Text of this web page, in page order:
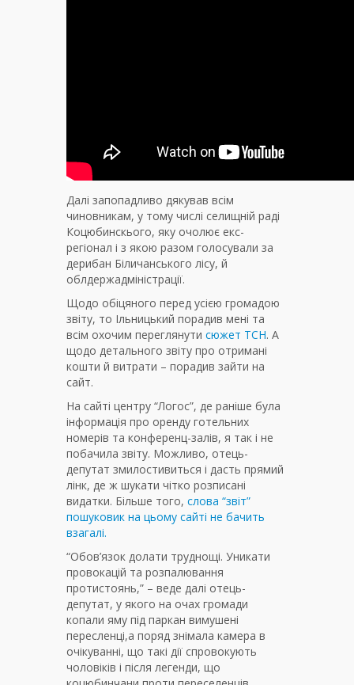
Далі запопадливо дякував всім
чиновникам, у тому числі селищній раді
Коцюбинскього, яку очолює екс-
регіонал і з якою разом голосували за
дерибан Біличанського лісу, й
облдержадміністрації.
Щодо обіцяного перед усією громадою
звіту, то Ільницький порадив мені та
всім охочим переглянути сюжет ТСН. А
щодо детального звіту про отримані
кошти й витрати – порадив зайти на
сайт.
На сайті центру “Логос”, де раніше була
інформація про оренду готельних
номерів та конференц-залів, я так і не
побачила звіту. Можливо, отець-
депутат змилостивиться і дасть прямий
лінк, де ж шукати чітко розписані
видатки. Більше того, слова “звіт”
пошуковик на цьому сайті не бачить
взагалі.
“Обов’язок долати труднощі. Уникати
провокацій та розпалювання
протистоянь,” – веде далі отець-
депутат, у якого на очах громади
копали яму під паркан вимушені
пересленці,а поряд знімала камера в
очікуванні, що такі дії спровокують
чоловіків і після легенди, що